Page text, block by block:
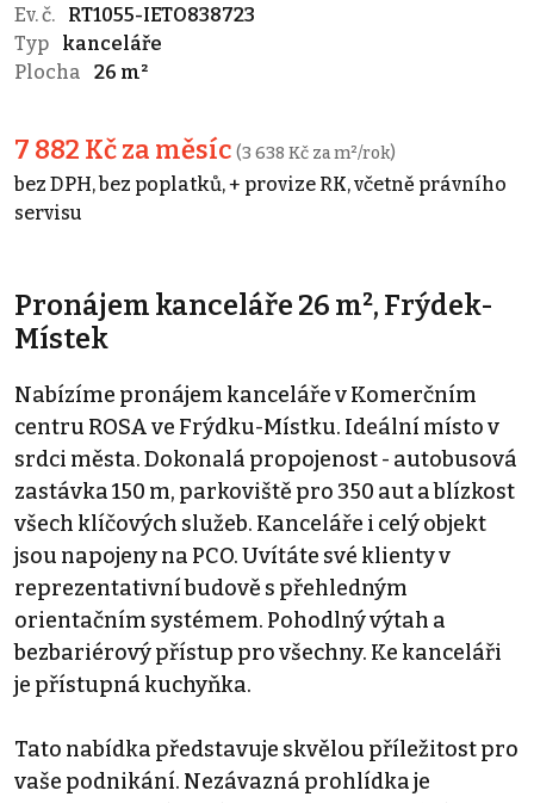
Ev. č.
RT1055-IETO838723
Typ
kanceláře
Plocha
26 m²
7 882 Kč za měsíc (3 638 Kč za m²/rok)
bez DPH, bez poplatků, + provize RK, včetně právního
servisu
Pronájem kanceláře 26 m², Frýdek-
Místek
Nabízíme pronájem kanceláře v Komerčním
centru ROSA ve Frýdku-Místku. Ideální místo v
srdci města. Dokonalá propojenost - autobusová
zastávka 150 m, parkoviště pro 350 aut a blízkost
všech klíčových služeb. Kanceláře i celý objekt
jsou napojeny na PCO. Uvítáte své klienty v
reprezentativní budově s přehledným
orientačním systémem. Pohodlný výtah a
bezbariérový přístup pro všechny. Ke kanceláři
je přístupná kuchyňka.
Tato nabídka představuje skvělou příležitost pro
vaše podnikání. Nezávazná prohlídka je